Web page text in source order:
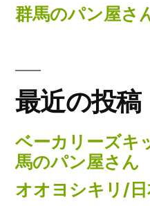
群馬のパン屋さ
最近の投稿
ベーカリーズ
馬のパン屋さん
オオヨシキリ/